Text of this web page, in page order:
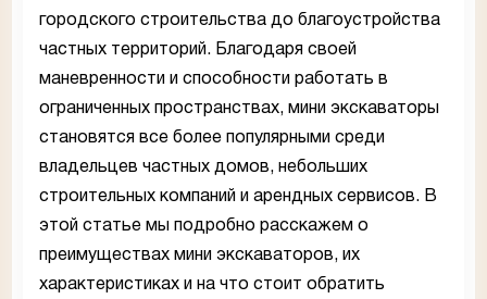
городского строительства до благоустройства
частных территорий. Благодаря своей
маневренности и способности работать в
ограниченных пространствах, мини экскаваторы
становятся все более популярными среди
владельцев частных домов, небольших
строительных компаний и арендных сервисов. В
этой статье мы подробно расскажем о
преимуществах мини экскаваторов, их
характеристиках и на что стоит обратить